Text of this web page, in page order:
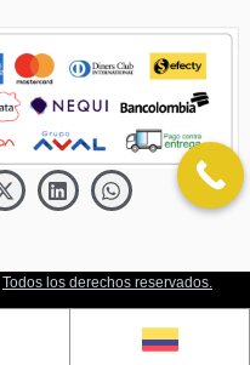
Todos los derechos reservados.